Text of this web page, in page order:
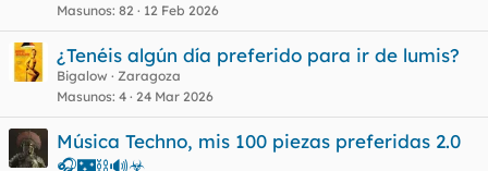
Masunos 82 12 Feb 2026
¿Tenéis algún día preferido para ir de lumis?
Bigalow
Zaragoza
Masunos 4 24 Mar 2026
Música Techno, mis 100 piezas preferidas 2.0
🎧🌃⛓️🔊☣